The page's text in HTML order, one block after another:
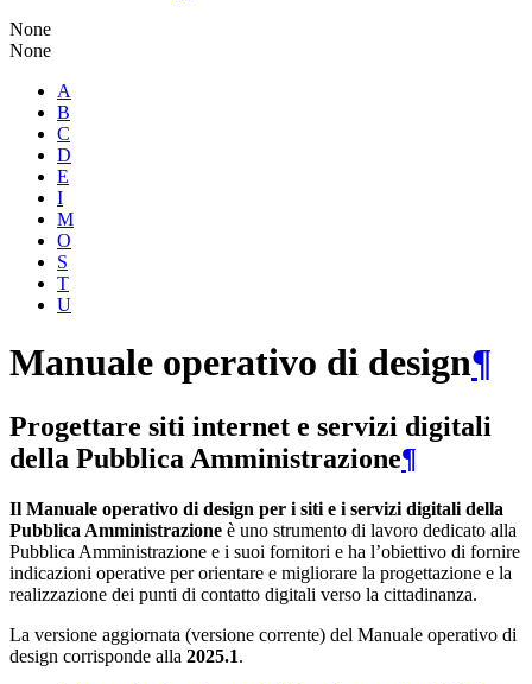
None
None
A
B
C
D
E
I
M
O
S
T
U
Manuale operativo di design¶
Progettare siti internet e servizi digitali
della Pubblica Amministrazione¶
Il Manuale operativo di design per i siti e i servizi digitali della
Pubblica Amministrazione è uno strumento di lavoro dedicato alla
Pubblica Amministrazione e i suoi fornitori e ha l’obiettivo di fornire
indicazioni operative per orientare e migliorare la progettazione e la
realizzazione dei punti di contatto digitali verso la cittadinanza.
La versione aggiornata (versione corrente) del Manuale operativo di
design corrisponde alla 2025.1.